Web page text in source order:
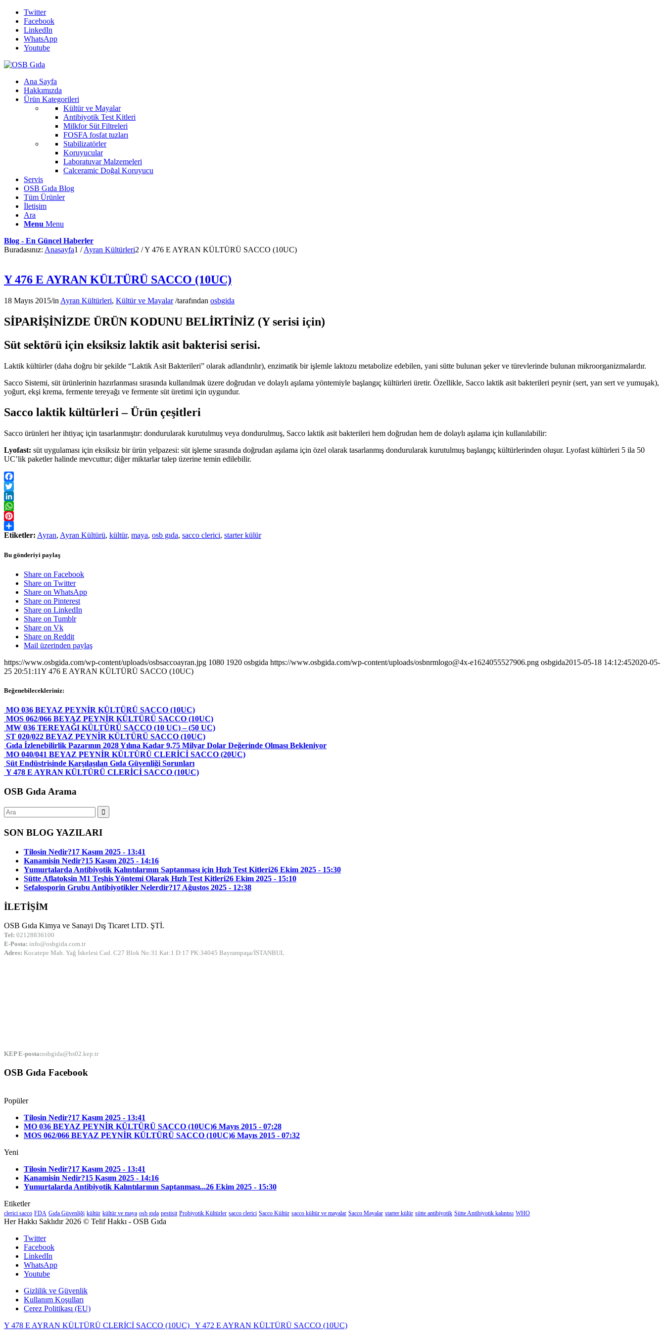
Twitter
Facebook
LinkedIn
WhatsApp
Youtube
Ana Sayfa
Hakkımızda
Ürün Kategorileri
Kültür ve Mayalar
Antibiyotik Test Kitleri
Milkfor Süt Filtreleri
FOSFA fosfat tuzları
Stabilizatörler
Koruyucular
Laboratuvar Malzemeleri
Calceramic Doğal Koruyucu
Servis
OSB Gıda Blog
Tüm Ürünler
İletişim
Ara
Menu Menu
Blog - En Güncel Haberler
Buradasınız: Anasayfa1 / Ayran Kültürleri2 /Y 476 E AYRAN KÜLTÜRÜ SACCO (10UC)
Y 476 E AYRAN KÜLTÜRÜ SACCO (10UC)
18 Mayıs 2015/in Ayran Kültürleri, Kültür ve Mayalar /tarafından osbgida
SİPARİŞİNİZDE ÜRÜN KODUNU BELİRTİNİZ (Y serisi için)
Süt sektörü için eksiksiz laktik asit bakterisi serisi.
Laktik kültürler (daha doğru bir şekilde “Laktik Asit Bakterileri” olarak adlandırılır), enzimatik bir işlemle laktozu metabolize edebilen, yani sütte bulunan şeker ve türevlerinde bulunan mikroorganizmalardır.
Sacco Sistemi, süt ürünlerinin hazırlanması sırasında kullanılmak üzere doğrudan ve dolaylı aşılama yöntemiyle başlangıç ​​kültürleri üretir. Özellikle, Sacco laktik asit bakterileri peynir (sert, yarı sert ve yumuşak),
yoğurt, ekşi krema, fermente tereyağı ve fermente süt üretimi için uygundur.
Sacco laktik kültürleri – Ürün çeşitleri
Sacco ürünleri her ihtiyaç için tasarlanmıştır: dondurularak kurutulmuş veya dondurulmuş, Sacco laktik asit bakterileri hem doğrudan hem de dolaylı aşılama için kullanılabilir:
Lyofast: süt uygulaması için eksiksiz bir ürün yelpazesi: süt işleme sırasında doğrudan aşılama için özel olarak tasarlanmış dondurularak kurutulmuş başlangıç ​​kültürlerinden oluşur. Lyofast kültürleri 5 ila 50
UC’lik paketler halinde mevcuttur; diğer miktarlar talep üzerine temin edilebilir.
Facebook
Twitter
LinkedIn
WhatsApp
Pinterest
Share
Etiketler: Ayran, Ayran Kültürü, kültür, maya, osb gıda, sacco clerici, starter külür
Bu gönderiyi paylaş
Share on Facebook
Share on Twitter
Share on WhatsApp
Share on Pinterest
Share on LinkedIn
Share on Tumblr
Share on Vk
Share on Reddit
Mail üzerinden paylaş
https://www.osbgida.com/wp-content/uploads/osbsaccoayran.jpg 1080 1920 osbgida https://www.osbgida.com/wp-content/uploads/osbnrmlogo@4x-e1624055527906.png osbgida2015-05-18 14:12:452020-05-
25 20:51:11Y 476 E AYRAN KÜLTÜRÜ SACCO (10UC)
Beğenebilecekleriniz:
MO 036 BEYAZ PEYNİR KÜLTÜRÜ SACCO (10UC)
MOS 062/066 BEYAZ PEYNİR KÜLTÜRÜ SACCO (10UC)
MW 036 TEREYAĞI KÜLTÜRÜ SACCO (10 UC) – (50 UC)
ST 020/022 BEYAZ PEYNİR KÜLTÜRÜ SACCO (10UC)
Gıda İzlenebilirlik Pazarının 2028 Yılına Kadar 9,75 Milyar Dolar Değerinde Olması Bekleniyor
MO 040/041 BEYAZ PEYNİR KÜLTÜRÜ CLERİCİ SACCO (20UC)
Süt Endüstrisinde Karşılaşılan Gıda Güvenliği Sorunları
Y 478 E AYRAN KÜLTÜRÜ CLERİCİ SACCO (10UC)
OSB Gıda Arama
SON BLOG YAZILARI
Tilosin Nedir?17 Kasım 2025 - 13:41
Kanamisin Nedir?15 Kasım 2025 - 14:16
Yumurtalarda Antibiyotik Kalıntılarının Saptanması için Hızlı Test Kitleri26 Ekim 2025 - 15:30
Sütte Aflatoksin M1 Teşhis Yöntemi Olarak Hızlı Test Kitleri26 Ekim 2025 - 15:10
Sefalosporin Grubu Antibiyotikler Nelerdir?17 Ağustos 2025 - 12:38
İLETİŞİM
OSB Gıda Kimya ve Sanayi Dış Ticaret LTD. ŞTİ.
Tel: 02128836100
E-Posta: info@osbgida.com.tr
Adres: Kocatepe Mah. Yağ İskelesi Cad. C27 Blok No:31 Kat:1 D:17 PK:34045 Bayrampaşa/İSTANBUL
KEP E-posta:osbgida@hs02.kep.tr
OSB Gıda Facebook
Popüler
Tilosin Nedir?17 Kasım 2025 - 13:41
MO 036 BEYAZ PEYNİR KÜLTÜRÜ SACCO (10UC)6 Mayıs 2015 - 07:28
MOS 062/066 BEYAZ PEYNİR KÜLTÜRÜ SACCO (10UC)6 Mayıs 2015 - 07:32
Yeni
Tilosin Nedir?17 Kasım 2025 - 13:41
Kanamisin Nedir?15 Kasım 2025 - 14:16
Yumurtalarda Antibiyotik Kalıntılarının Saptanması...26 Ekim 2025 - 15:30
Etiketler
clerici sacco FDA Gıda Güvenliği kültür kültür ve maya osb gıda pestisit Probiyotik Kültürler sacco clerici Sacco Kültür sacco kültür ve mayalar Sacco Mayalar starter külür sütte antibiyotik Sütte Antibiyotik kalıntısı WHO
Her Hakkı Saklıdır 2026 © Telif Hakkı - OSB Gıda
Twitter
Facebook
LinkedIn
WhatsApp
Youtube
Gizlilik ve Güvenlik
Kullanım Koşulları
Çerez Politikası (EU)
Y 478 E AYRAN KÜLTÜRÜ CLERİCİ SACCO (10UC)
Y 472 E AYRAN KÜLTÜRÜ SACCO (10UC)